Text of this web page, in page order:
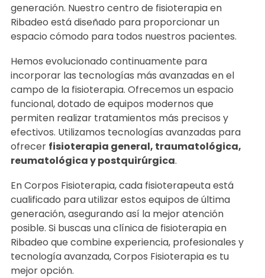
EnCorpos Fisioterapia, nos enorgullece ofrecer
tratamientos de fisioterapia con equipos de última
generación. Nuestro centro de fisioterapia en
espacio cómodo para todos nuestros pacientes.
Hemos evolucionado continuamente para
incorporar las tecnologías más avanzadas en el
campo de la fisioterapia. Ofrecemos un espacio
funcional, dotado de equipos modernos que
permiten realizar tratamientos más precisos y
efectivos. Utilizamos tecnologías avanzadas para
reumatológica y postquirúrgica.
En Corpos Fisioterapia, cada fisioterapeuta está
cualificado para utilizar estos equipos de última
generación, asegurando así la mejor atención
posible. Si buscas una clínica de fisioterapia en
Ribadeo que combine experiencia, profesionales y